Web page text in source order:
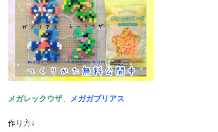
メガレックウザ、 メガガブリアス
作り方↓